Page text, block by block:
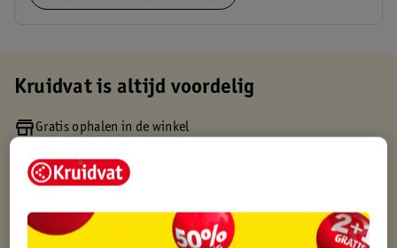
Kruidvat is altijd voordelig
Gratis ophalen in de winkel
Gratis thuisbezorgd vanaf 50.00
Gratis punten met je Kruidvat kaart